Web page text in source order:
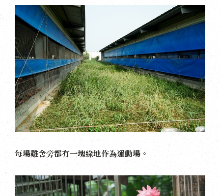
每場雞舍旁都有一塊綠地作為運動場。